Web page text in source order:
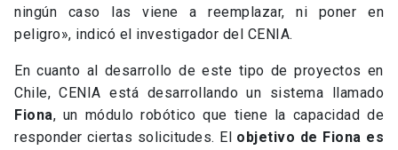
ningún caso las viene a reemplazar, ni poner en
peligro», indicó el investigador del CENIA.
En cuanto al desarrollo de este tipo de proyectos en
Chile, CENIA está desarrollando un sistema llamado
Fiona, un módulo robótico que tiene la capacidad de
responder ciertas solicitudes. El objetivo de Fiona es